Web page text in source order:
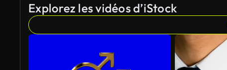
Explorez les vidéos d’iStock